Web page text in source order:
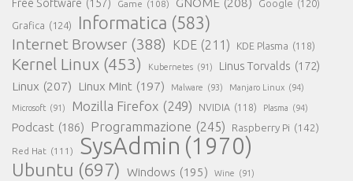
Free Software (157) Game (108) Google (120)
Grafica (124) Informatica (583)
Internet Browser (388) KDE (211) KDE Plasma (118)
Kernel Linux (453) Kubernetes (91) Linus Torvalds (172)
Linux (207) Linux Mint (197) Malware (93) Manjaro Linux (94)
Microsoft (91) Mozilla Firefox (249) NVIDIA (118) Plasma (94)
Podcast (186) Programmazione (245) Raspberry Pi (142)
Red Hat (111) SysAdmin (1970)
Ubuntu (697) Windows (195) Wine (91)